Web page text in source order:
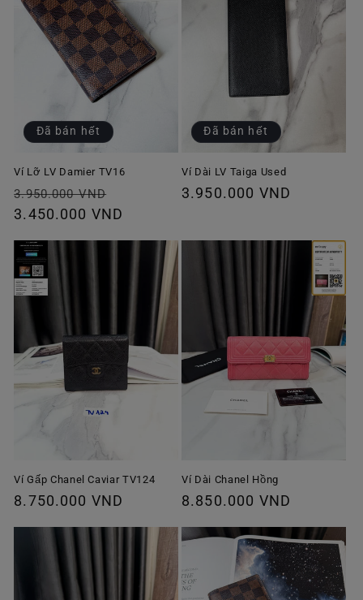
Đã bán hết
Ví Lỡ LV Damier TV16
Giá
thông
3.950.000 VND
ưu
3.450.000 VND
Đã bán hết
Ví Dài LV Taiga Used
Giá
3.950.000 VND
Ví Gấp Chanel Caviar TV124
Giá
8.750.000 VND
Ví Dài Chanel Hồng
Giá
thường
8.850.000 VND